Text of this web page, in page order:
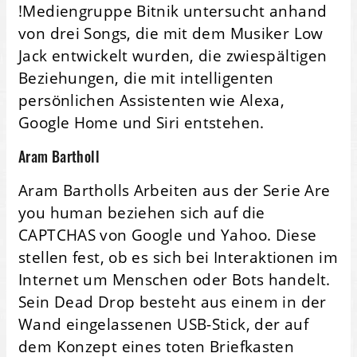
!Mediengruppe Bitnik untersucht anhand
von drei Songs, die mit dem Musiker Low
Jack entwickelt wurden, die zwiespältigen
Beziehungen, die mit intelligenten
persönlichen Assistenten wie Alexa,
Google Home und Siri entstehen.
Aram Bartholl
Aram Bartholls Arbeiten aus der Serie Are
you human beziehen sich auf die
CAPTCHAS von Google und Yahoo. Diese
stellen fest, ob es sich bei Interaktionen im
Internet um Menschen oder Bots handelt.
Sein Dead Drop besteht aus einem in der
Wand eingelassenen USB-Stick, der auf
dem Konzept eines toten Briefkasten